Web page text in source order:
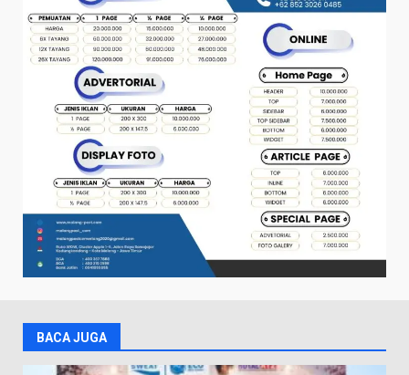
BACA JUGA